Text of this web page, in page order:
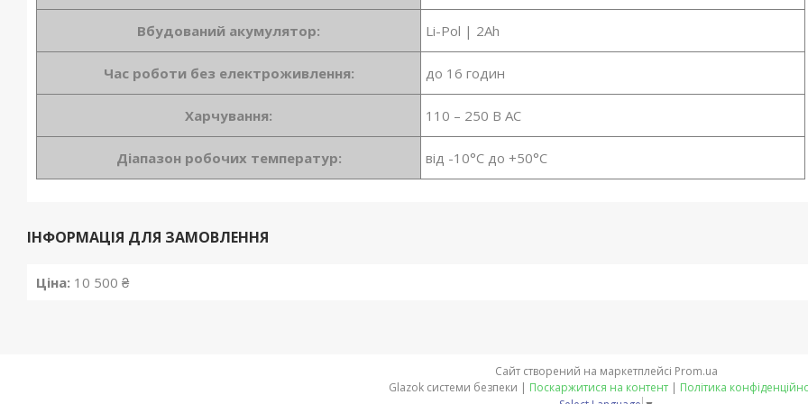
Вбудований акумулятор: Li-Pol | 2Ah
Час роботи без електроживлення: до 16 годин
Харчування: 110 – 250 В AC
Діапазон робочих температур: від -10°С до +50°С
ІНФОРМАЦІЯ ДЛЯ ЗАМОВЛЕННЯ
Ціна: 10 500 ₴
Сайт створений на маркетплейсі Prom.ua
Glazok системи безпеки | Поскаржитися на контент | Політика